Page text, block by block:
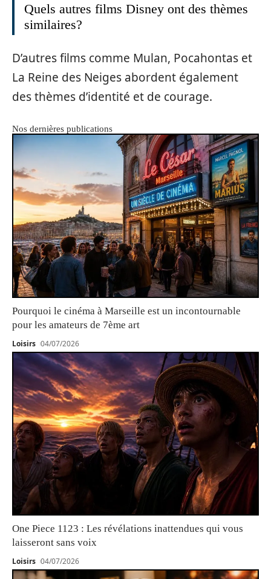
Quels autres films Disney ont des thèmes
similaires?
D’autres films comme Mulan, Pocahontas et
La Reine des Neiges abordent également
des thèmes d’identité et de courage.
Nos dernières publications
Pourquoi le cinéma à Marseille est un incontournable
pour les amateurs de 7ème art
Loisirs 04/07/2026
One Piece 1123 : Les révélations inattendues qui vous
laisseront sans voix
Loisirs 04/07/2026